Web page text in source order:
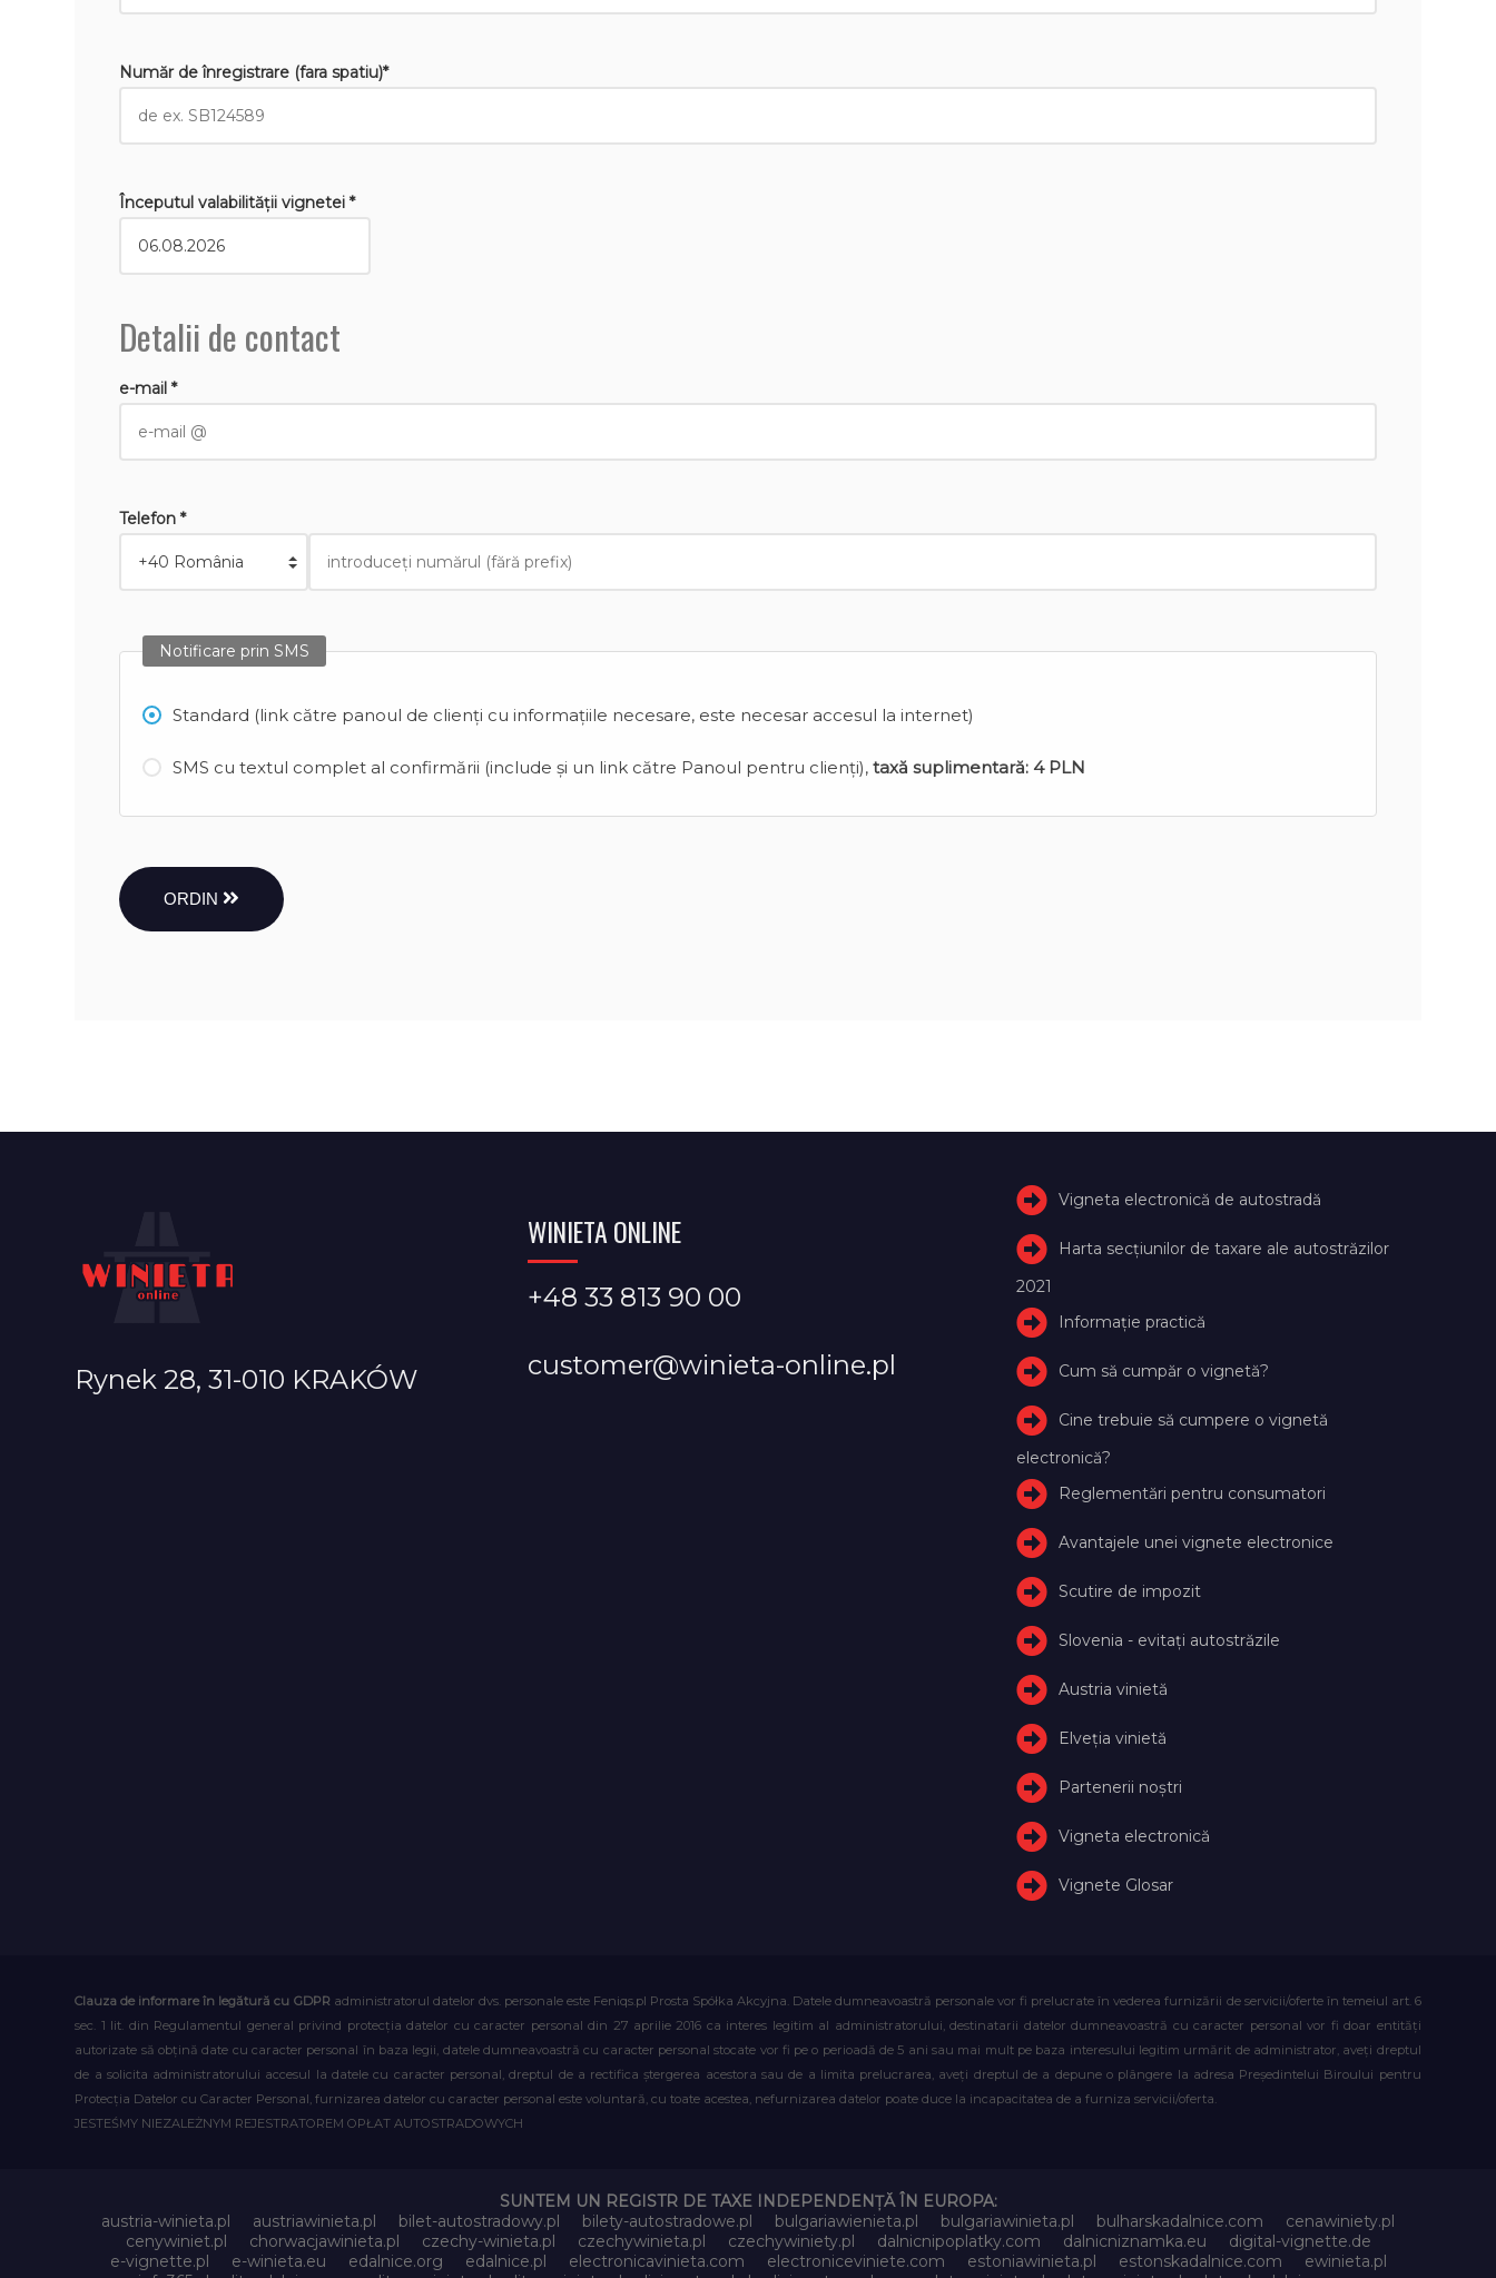
Număr de înregistrare (fara spatiu)*
Începutul valabilităţii vignetei *
Detalii de contact
e-mail *
Telefon *
Notificare prin SMS
Standard (link către panoul de clienți cu informațiile necesare, este necesar accesul la internet)
SMS cu textul complet al confirmării (include și un link către Panoul pentru clienți),taxă suplimentară: 4 PLN
ORDIN
Rynek 28, 31-010 KRAKÓW
WINIETA ONLINE
+48 33 813 90 00
customer@winieta-online.pl
Vigneta electronică de autostradă
Harta secțiunilor de taxare ale autostrăzilor
2021
Informație practică
Cum să cumpăr o vignetă?
Cine trebuie să cumpere o vignetă
electronică?
Reglementări pentru consumatori
Avantajele unei vignete electronice
Scutire de impozit
Slovenia - evitați autostrăzile
Austria vinietă
Elveţia vinietă
Partenerii noștri
Vigneta electronică
Vignete Glosar
Clauza de informare în legătură cu GDPR administratorul datelor dvs. personale este Feniqs.pl Prosta Spółka Akcyjna. Datele dumneavoastră personale vor fi prelucrate în vederea furnizării de servicii/oferte în temeiul art. 6
sec. 1 lit. din Regulamentul general privind protecția datelor cu caracter personal din 27 aprilie 2016 ca interes legitim al administratorului, destinatarii datelor dumneavoastră cu caracter personal vor fi doar entități
autorizate să obțină date cu caracter personal în baza legii, datele dumneavoastră cu caracter personal stocate vor fi pe o perioadă de 5 ani sau mai mult pe baza interesului legitim urmărit de administrator, aveți dreptul
de a solicita administratorului accesul la datele cu caracter personal, dreptul de a rectifica ștergerea acestora sau de a limita prelucrarea, aveți dreptul de a depune o plângere la adresa Președintelui Biroului pentru
Protecția Datelor cu Caracter Personal, furnizarea datelor cu caracter personal este voluntară, cu toate acestea, nefurnizarea datelor poate duce la incapacitatea de a furniza servicii/oferta.
JESTEŚMY NIEZALEŻNYM REJESTRATOREM OPŁAT AUTOSTRADOWYCH
SUNTEM UN REGISTR DE TAXE INDEPENDENȚĂ ÎN EUROPA:
austria-winieta.pl
austriawinieta.pl bilet-autostradowy.pl bilety-autostradowe.pl bulgariawienieta.pl bulgariawinieta.pl bulharskadalnice.com
cenawiniety.pl
cenywiniet.pl
chorwacjawinieta.pl czechy-winieta.pl czechywinieta.pl czechywiniety.pl dalnicnipoplatky.com dalnicniznamka.eu
digital-vignette.de
e-vignette.pl
e-winieta.eu edalnice.org edalnice.pl electronicavinieta.com electroniceviniete.com estoniawinieta.pl estonskadalnice.com
ewinieta.pl